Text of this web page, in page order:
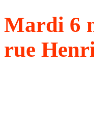
Mardi 6
rue